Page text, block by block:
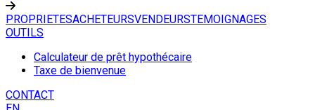
PROPRIETESACHETEURSVENDEURSTEMOIGNAGES
OUTILS
Calculateur de prêt hypothécaire
Taxe de bienvenue
CONTACT